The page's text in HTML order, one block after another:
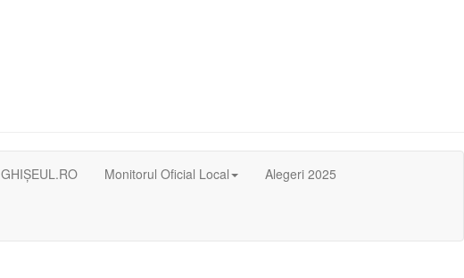
GHIȘEUL.RO Monitorul Oficial Local Alegeri 2025